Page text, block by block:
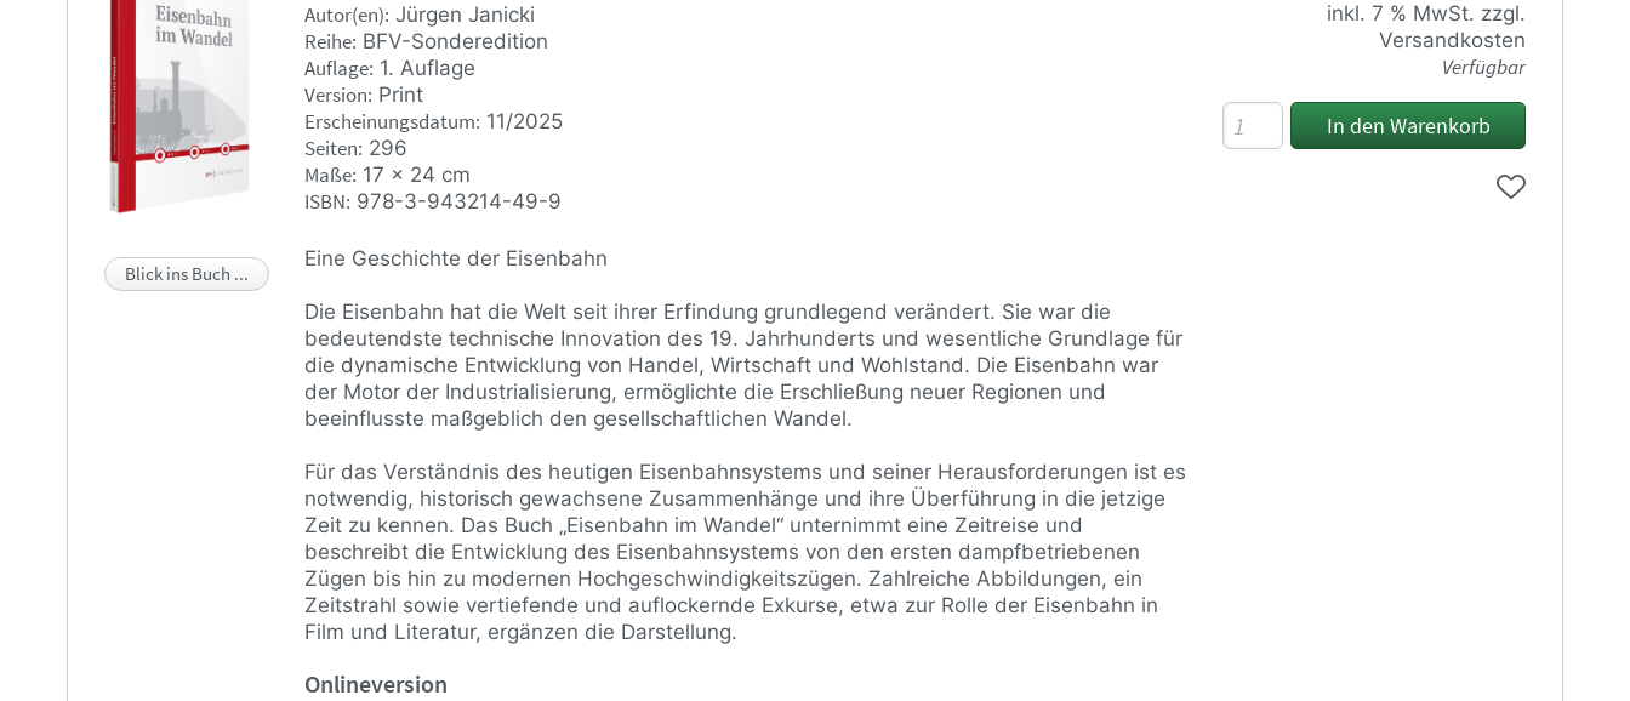
Blick ins Buch ...
Autor(en) Jürgen Janicki
Reihe BFV-Sonderedition
Auflage 1. Auflage
Version Print
Erscheinungsdatum 11/2025
Seiten 296
Maße 17 x 24 cm
ISBN 978-3-943214-49-9
Eine Geschichte der Eisenbahn
Die Eisenbahn hat die Welt seit ihrer Erfindung grundlegend verändert. Sie war die
bedeutendste technische Innovation des 19. Jahrhunderts und wesentliche Grundlage für
die dynamische Entwicklung von Handel, Wirtschaft und Wohlstand. Die Eisenbahn war
der Motor der Industrialisierung, ermöglichte die Erschließung neuer Regionen und
beeinflusste maßgeblich den gesellschaftlichen Wandel.
Für das Verständnis des heutigen Eisenbahnsystems und seiner Herausforderungen ist es
notwendig, historisch gewachsene Zusammenhänge und ihre Überführung in die jetzige
Zeit zu kennen. Das Buch „Eisenbahn im Wandel“ unternimmt eine Zeitreise und
beschreibt die Entwicklung des Eisenbahnsystems von den ersten dampfbetriebenen
Zügen bis hin zu modernen Hochgeschwindigkeitszügen. Zahlreiche Abbildungen, ein
Zeitstrahl sowie vertiefende und auflockernde Exkurse, etwa zur Rolle der Eisenbahn in
Film und Literatur, ergänzen die Darstellung.
Onlineversion
inkl. 7 % MwSt. zzgl.
Versandkosten
Verfügbar
Eisenbahn
im
In den Warenkorb